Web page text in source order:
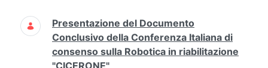
Ricerca
Presentazione del Documento
Conclusivo della Conferenza Italiana di
consenso sulla Robotica in riabilitazione
"CICERONE"